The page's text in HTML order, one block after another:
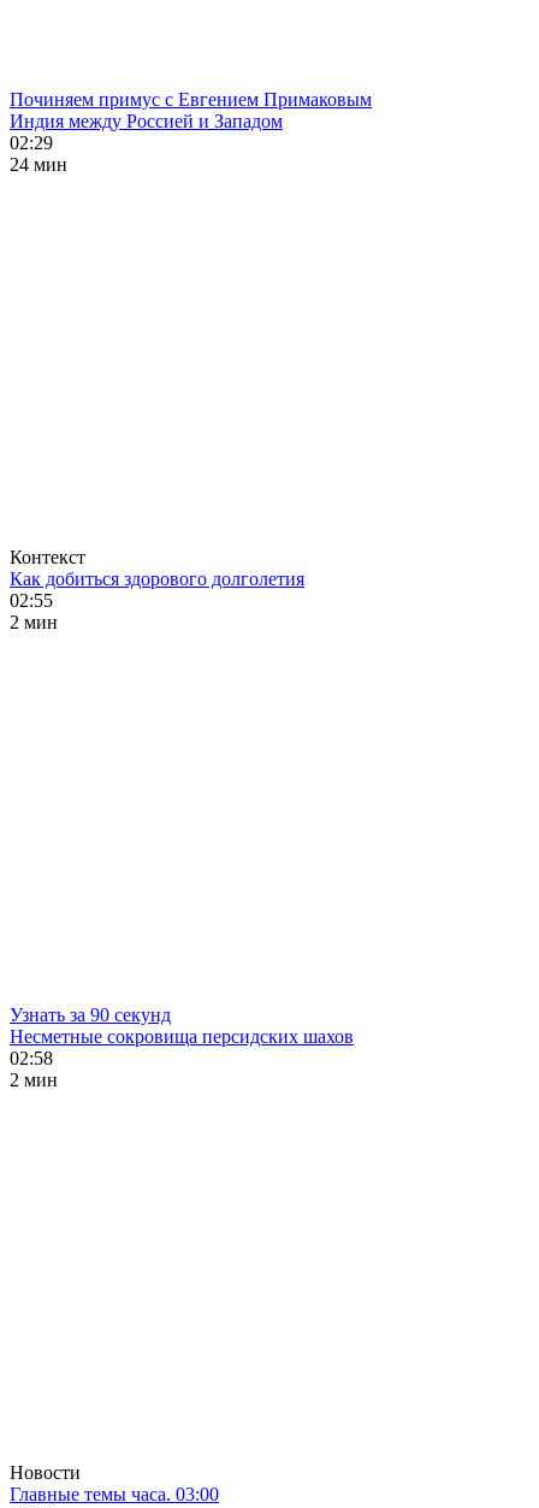
Починяем примус с Евгением Примаковым
Индия между Россией и Западом
02:29
24 мин
Контекст
Как добиться здорового долголетия
02:55
2 мин
Узнать за 90 секунд
Несметные сокровища персидских шахов
02:58
2 мин
Новости
Главные темы часа. 03:00